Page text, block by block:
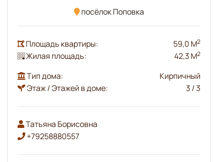
посёлок Поповка
Площадь квартиры: 59,0 М2
Жилая площадь: 42,3 М2
Тип дома:
Кирпичный
Этаж / Этажей в доме:
3 / 3
Татьяна Борисовна
+79258880557